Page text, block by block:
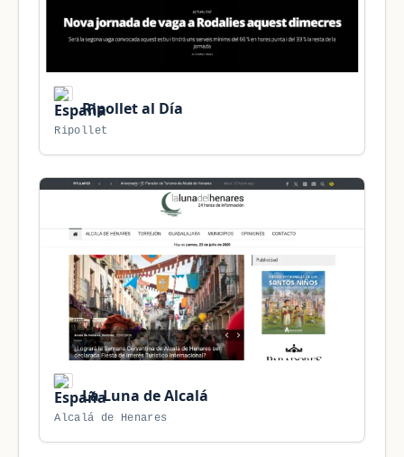
Ripollet al Día
Ripollet
La Luna de Alcalá
Alcalá de Henares